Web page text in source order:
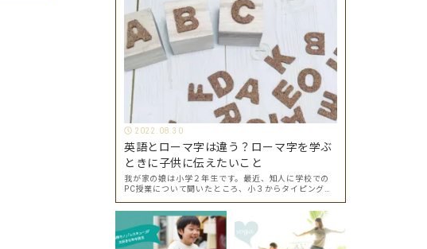
2022.08.30
英語とローマ字は違う？ローマ字を学ぶ
ときに子供に伝えたいこと
我が家の娘は小学２年生です。最近、知人に学校での
PC授業について聞いたところ、小３からタイピングを
よ、ということでした。 その話を聞いた娘は「私もや
ってみたい」ということでタイピングを始めたので…